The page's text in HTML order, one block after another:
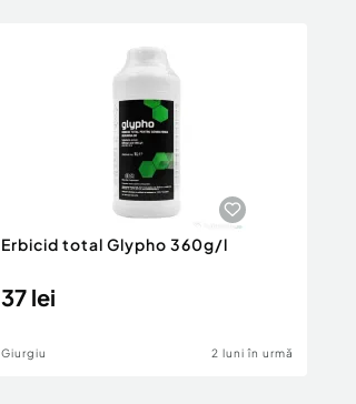
Erbicid total Glypho 360g/l
37 lei
Giurgiu 2 luni în urmă